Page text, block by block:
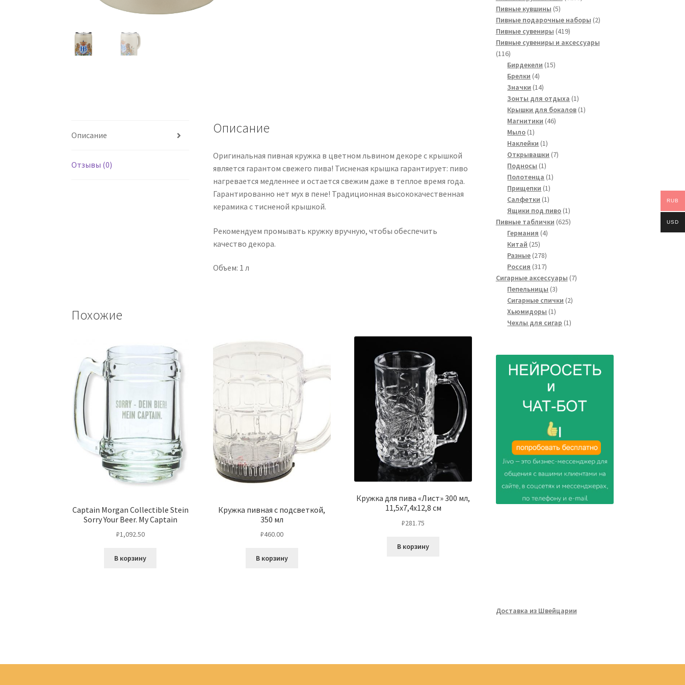
Описание
Отзывы (0)
Описание
Оригинальная пивная кружка в цветном львином декоре с крышкой
является гарантом свежего пива! Тисненая крышка гарантирует: пиво
нагревается медленнее и остается свежим даже в теплое время года.
Гарантированно нет мух в пене! Традиционная высококачественная
керамика с тисненой крышкой.
Рекомендуем промывать кружку вручную, чтобы обеспечить
качество декора.
Объем: 1 л
Похожие
Captain Morgan Collectible Stein
Sorry Your Beer. My Captain
₽1,092.50
В корзину
Кружка пивная с подсветкой,
350 мл
₽460.00
В корзину
Кружка для пива «Лист» 300 мл,
11,5х7,4х12,8 см
₽281.75
В корзину
Пивные кувшины 55
товаров
Пивные подарочные наборы 22
Пивные сувениры 419419
товаров
Пивные сувениры и аксессуары
116116
товаров
Бирдекели 1515
Брелки 44
товара
Значки 1414
товаров
Зонты для отдыха 11
товар
Крышки для бокалов 11
Магнитики 4646
Мыло 11
товар
Наклейки 11
товар
Открывашки 77
Подносы 11
товар
Полотенца 11
Прищепки 11
товар
Салфетки 11
товар
Ящики под пиво 11
товар
Пивные таблички 625625
Германия 44
Китай 2525
товаров
Разные 278278
товаров
Россия 317317
товаров
Сигарные аксессуары 77
Пепельницы 33
товара
Сигарные спички 22
Хьюмидоры 11
товар
Чехлы для сигар 11
Доставка из Швейцарии
RUB
USD